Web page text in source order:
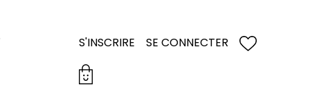
S'INSCRIRE SE CONNECTER